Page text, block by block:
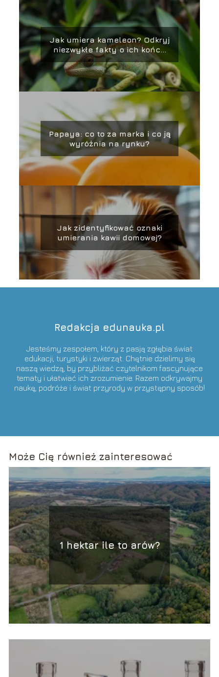
Jak umiera kameleon? Odkryj
niezwykłe fakty o ich końcu
życia
Papaya: co to za marka i co ją
wyróżnia na rynku?
Jak zidentyfikować oznaki
umierania kawii domowej?
Redakcja edunauka.pl
Jesteśmy zespołem, który z pasją zgłębia świat
edukacji, turystyki i zwierząt. Chętnie dzielimy się
naszą wiedzą, by przybliżać czytelnikom fascynujące
tematy i ułatwiać ich zrozumienie. Razem odkrywajmy
naukę, podróże i świat przyrody w przystępny sposób!
Może Cię również zainteresować
1 hektar ile to arów?